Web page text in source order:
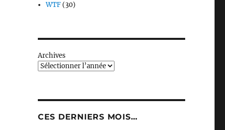
WTF (30)
Archives
CES DERNIERS MOIS…